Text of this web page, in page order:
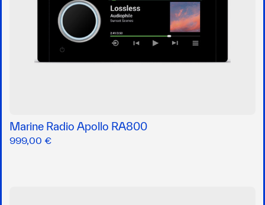
Marine Radio Apollo RA800
999,00 €